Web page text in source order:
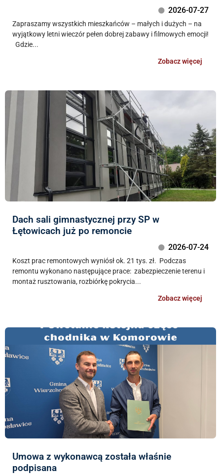
2026-07-27
Zapraszamy wszystkich mieszkańców – małych i dużych – na
wyjątkowy letni wieczór pełen dobrej zabawy i filmowych emocji!
Gdzie...
Zobacz więcej
Dach sali gimnastycznej przy SP w
Łętowicach już po remoncie
2026-07-24
Koszt prac remontowych wyniósł ok. 21 tys. zł. Podczas
remontu wykonano następujące prace: zabezpieczenie terenu i
montaż rusztowania, rozbiórkę pokrycia...
Zobacz więcej
Umowa z wykonawcą została właśnie
podpisana